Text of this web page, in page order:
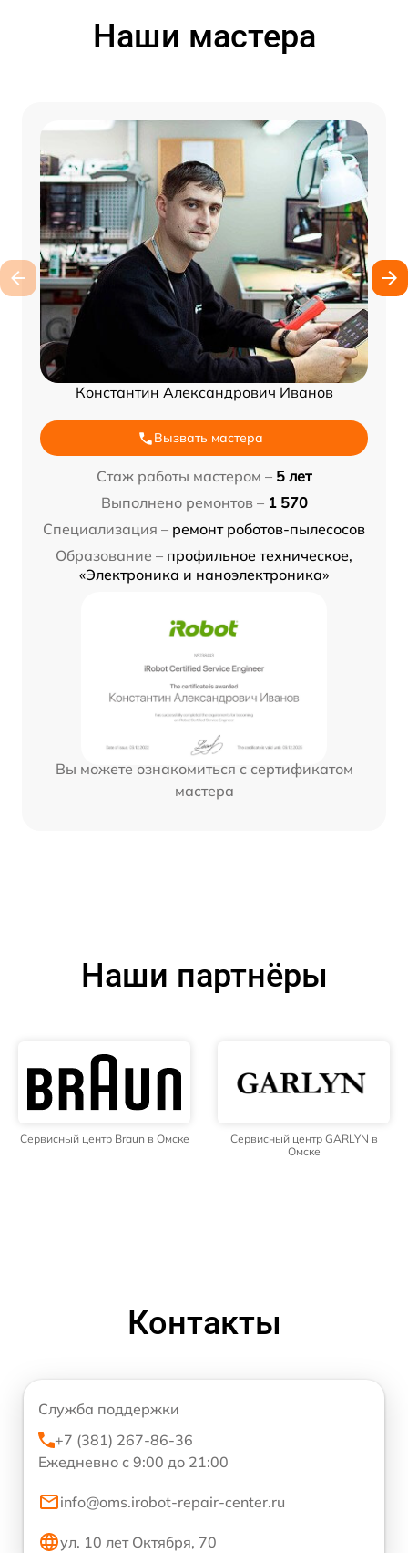
Наши мастера
Константин Александрович Иванов
Вызвать мастера
Стаж работы мастером – 5 лет
Выполнено ремонтов – 1 570
Специализация – ремонт роботов-пылесосов
Образование – профильное техническое,
«Электроника и наноэлектроника»
Вы можете ознакомиться с сертификатом
мастера
Наши партнёры
Сервисный центр Braun в Омске
Сервисный центр GARLYN в
Омске
Контакты
Служба поддержки
+7 (381) 267-86-36
Ежедневно с 9:00 до 21:00
info@oms.irobot-repair-center.ru
ул. 10 лет Октября, 70